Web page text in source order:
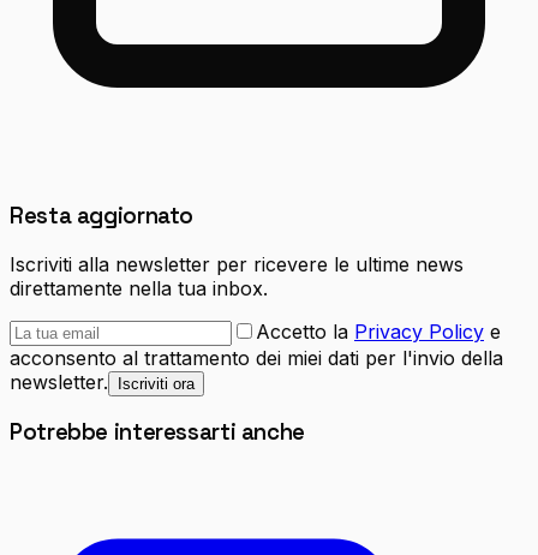
Resta aggiornato
Iscriviti alla newsletter per ricevere le ultime news
direttamente nella tua inbox.
Accetto la Privacy Policy e
acconsento al trattamento dei miei dati per l'invio della
newsletter.
Iscriviti ora
Potrebbe interessarti anche